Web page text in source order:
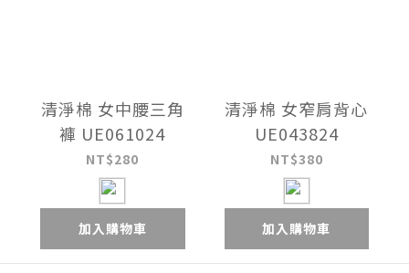
清淨棉 女中腰三角
褲 UE061024
NT$280
加入購物車
清淨棉 女窄肩背心
UE043824
NT$380
加入購物車